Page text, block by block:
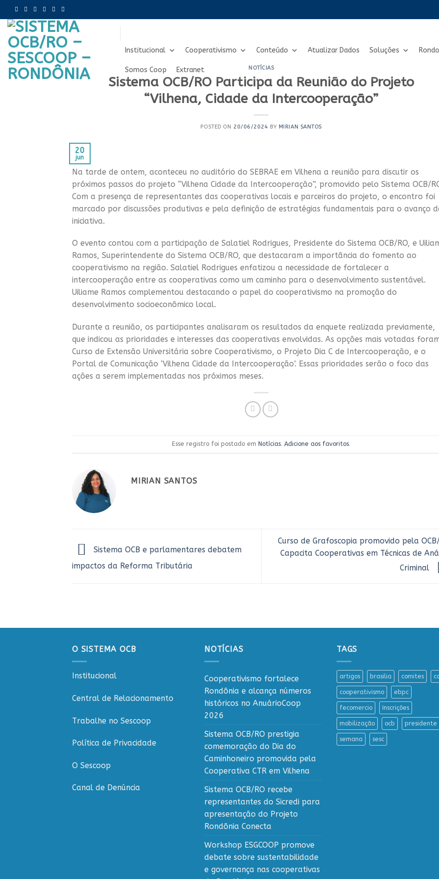
to
content
Institucional Cooperativismo Conteúdo Atualizar Dados Soluções
Somos Coop Extranet NOTÍCIAS
Sistema OCB/RO Participa da Reunião do Projeto
“Vilhena, Cidade da Intercooperação”
POSTED ON 20/06/2024 BY MIRIAN SANTOS
20
jun
Na tarde de ontem, aconteceu no auditório do SEBRAE em Vilhena a reunião para discutir os
próximos passos do projeto “Vilhena Cidade da Intercooperação”, promovido pelo Sistema OCB/
Com a presença de representantes das cooperativas locais e parceiros do projeto, o encontro foi
marcado por discussões produtivas e pela definição de estratégias fundamentais para o avanço
iniciativa.
O evento contou com a participação de Salatiel Rodrigues, Presidente do Sistema OCB/RO, e
Ramos, Superintendente do Sistema OCB/RO, que destacaram a importância do fomento ao
cooperativismo na região. Salatiel Rodrigues enfatizou a necessidade de fortalecer a
intercooperação entre as cooperativas como um caminho para o desenvolvimento sustentável.
Uiliame Ramos complementou destacando o papel do cooperativismo na promoção do
desenvolvimento socioeconômico local.
Durante a reunião, os participantes analisaram os resultados da enquete realizada previamente,
que indicou as prioridades e interesses das cooperativas envolvidas. As opções mais votadas
Curso de Extensão Universitária sobre Cooperativismo, o Projeto Dia C de Intercooperação, e o
Portal de Comunicação ‘Vilhena Cidade da Intercooperação’. Essas prioridades serão o foco das
ações a serem implementadas nos próximos meses.
Esse registro foi postado emNotícias.Adicione aos favoritos.
MIRIAN SANTOS
Sistema OCB e parlamentares debatem
impactos da Reforma Tributária
Curso de Grafoscopia promovido pela
Capacita Cooperativas em Técnicas de
Criminal
O SISTEMA OCB
Institucional
Central de Relacionamento
Trabalhe no Sescoop
Política de Privacidade
O Sescoop
Canal de Denúncia
NOTÍCIAS
Cooperativismo fortalece
Rondônia e alcança números
históricos no AnuárioCoop
2026
Sistema OCB/RO prestigia
comemoração do Dia do
Caminhoneiro promovida pela
Cooperativa CTR em Vilhena
Sistema OCB/RO recebe
representantes do Sicredi para
apresentação do Projeto
Rondônia Conecta
Workshop ESGCOOP promove
debate sobre sustentabilidade
e governança nas cooperativas
TAGS
artigos brasilia comites
cooperativismo ebpc
fecomercio Inscrições
mobilização ocb presidente
semana sesc